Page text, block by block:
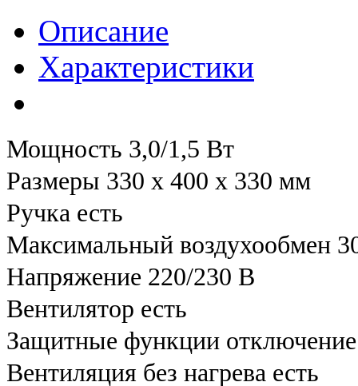
Описание
Характеристики
Мощность 3,0/1,5 Вт
Размеры 330 х 400 х 330 мм
Ручка есть
Максимальный воздухообмен
Напряжение 220/230 В
Вентилятор есть
Защитные функции отключение
Вентиляция без нагрева есть